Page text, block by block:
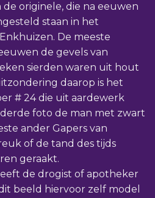
de originele, die na eeuwen
staan in het
De meeste
de gevels van
sierden waren uit hout
daarop is het
# 24 die uit aardewerk
foto de man met zwart
ander Gapers van
of de tand des tijds
geraakt.
de drogist of apotheker
beeld hiervoor zelf model